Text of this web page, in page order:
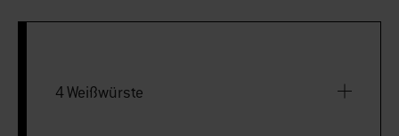
4 Weißwürste